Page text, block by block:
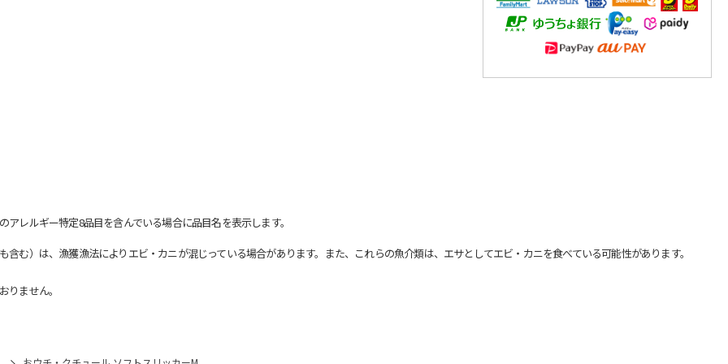
レルギー特定8品目を含んでいる場合に品目名を表示します。
む）は、漁獲漁法によりエビ・カニが混じっている場合があります。また、これらの魚介類は、エサとしてエビ・カニを食べている可能性があります。
ません。